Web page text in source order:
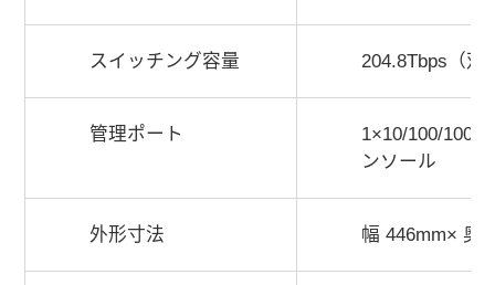
スイッチング容量 204.8Tbps（双
管理ポート
1×10/100/1000
ンソール
外形寸法 幅 446mm× 奥